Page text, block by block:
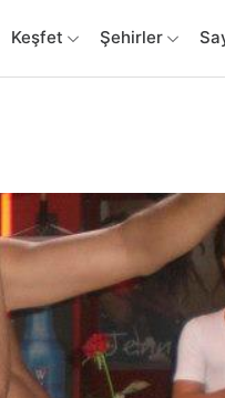
Keşfet Şehirler